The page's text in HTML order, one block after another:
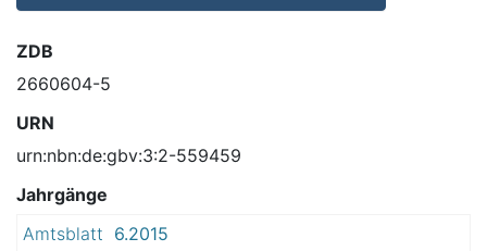
ZDB
2660604-5
URN
urn:nbn:de:gbv:3:2-559459
Jahrgänge
Amtsblatt 6.2015